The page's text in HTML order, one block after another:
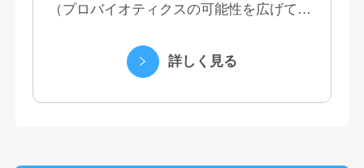
（プロバイオティクスの可能性を広げてい
る優れた機能性飲料） ・国際事業（40の
詳しく見る